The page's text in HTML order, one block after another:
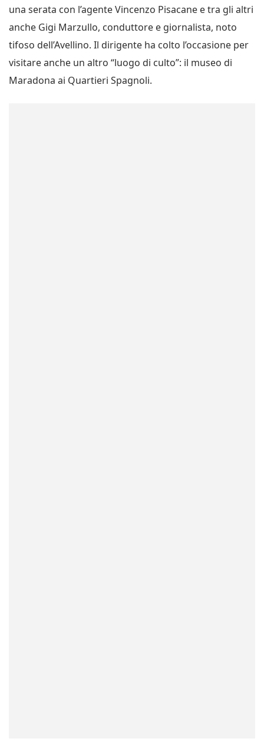
una serata con l’agente Vincenzo Pisacane e tra gli altri
anche Gigi Marzullo, conduttore e giornalista, noto
tifoso dell’Avellino. Il dirigente ha colto l’occasione per
visitare anche un altro “luogo di culto”: il museo di
Maradona ai Quartieri Spagnoli.